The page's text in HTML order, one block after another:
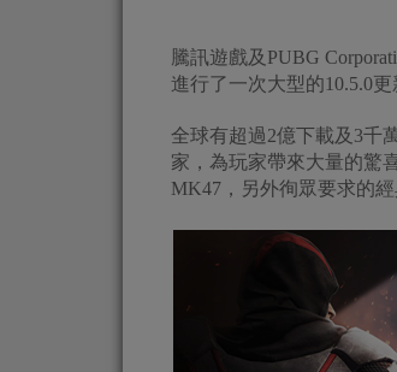
騰訊遊戲及PUBG
進行了一次大型的10.5.0更
全球有超過2億下載及3千
家，為玩家帶來大量的驚
MK47，另外徇眾要求的